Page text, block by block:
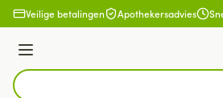
Ga naar de inhoud
Veilige betalingen Apothekersadvies
Menu
Product, merk, categorie...